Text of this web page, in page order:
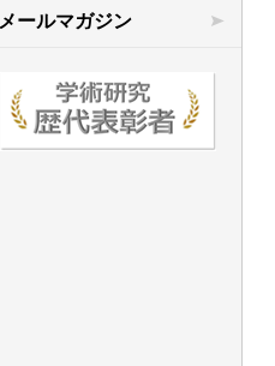
先行研究など
メールマガジン